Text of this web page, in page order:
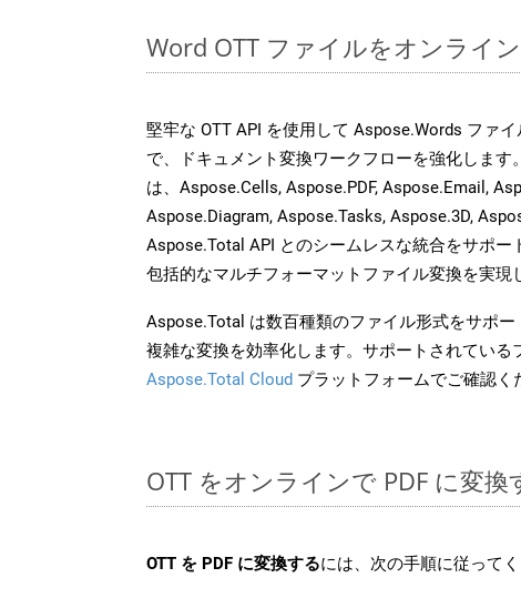
Word OTT ファイルをオンライ
堅牢な OTT API を使用して Aspose.Words ファ
で、ドキュメント変換ワークフローを強化します
は、Aspose.Cells, Aspose.PDF, Aspose.Email,
Aspose.Diagram, Aspose.Tasks, Aspose.3D,
Aspose.Total API とのシームレスな統合をサポー
包括的なマルチフォーマットファイル変換を実現
Aspose.Total は数百種類のファイル形式をサポ
複雑な変換を効率化します。サポートされている
Aspose.Total Cloud プラットフォームでご確認く
OTT をオンラインで PDF に変
OTT を PDF に変換するには、次の手順に従って